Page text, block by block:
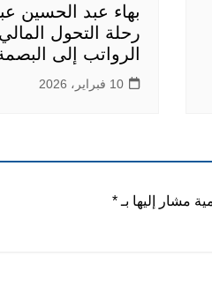
بهاء عبد الحسين
رحلة التحول
الرواتب إلى
10 فبراير، 2026
مشار إليها بـ *